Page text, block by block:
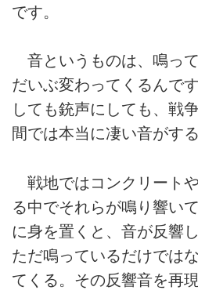
です。
音というものは、鳴っ
だいぶ変わってくるんで
しても銃声にしても、戦
間では本当に凄い音がする
戦地ではコンクリート
る中でそれらが鳴り響い
に身を置くと、音が反響
ただ鳴っているだけでは
てくる。その反響音を再